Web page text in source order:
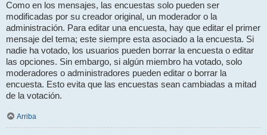
Como en los mensajes, las encuestas solo pueden ser
modificadas por su creador original, un moderador o la
administración. Para editar una encuesta, hay que editar el primer
mensaje del tema; este siempre esta asociado a la encuesta. Si
nadie ha votado, los usuarios pueden borrar la encuesta o editar
las opciones. Sin embargo, si algún miembro ha votado, solo
moderadores o administradores pueden editar o borrar la
encuesta. Esto evita que las encuestas sean cambiadas a mitad
de la votación.
Arriba